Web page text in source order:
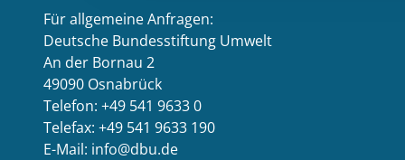
Für allgemeine Anfragen:
Deutsche Bundesstiftung Umwelt
An der Bornau 2
49090 Osnabrück
Telefon: +49 541 9633 0
Telefax: +49 541 9633 190
E-Mail: info@dbu.de